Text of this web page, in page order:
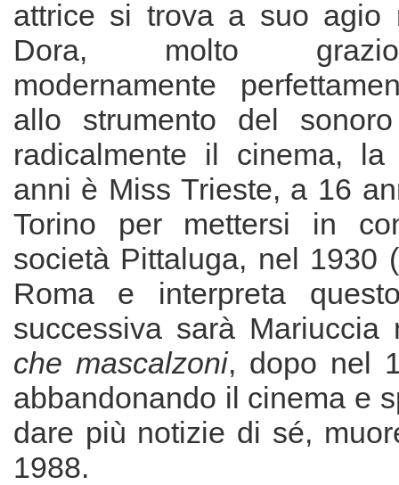
attrice si trova a suo agio
Dora, molto
modernamente
allo strumento del
radicalmente il cinema,
anni è Miss Trieste, a 16
Torino per mettersi in
società Pittaluga, nel 1930
Roma e interpreta
successiva sarà
che mascalzoni, dopo nel
abbandonando il cinema e
dare più notizie di sé,
1988.